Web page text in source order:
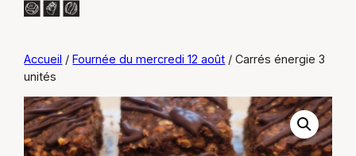
Accueil /Fournée du mercredi 12 août / Carrés énergie 3
unités